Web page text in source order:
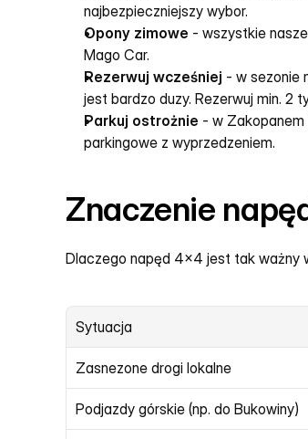
najbezpieczniejszy wybor.
Opony zimowe - wszystkie
Mago Car.
Rezerwuj wcześniej - w sezonie
jest bardzo duzy. Rezerwuj min. 2
Parkuj ostrożnie - w Zakopanem
parkingowe z wyprzedzeniem.
Znaczenie
Dlaczego napęd 4x4 jest tak ważny
Sytuacja
Zasnezone drogi lokalne
Podjazdy górskie (np. do Bukowiny)